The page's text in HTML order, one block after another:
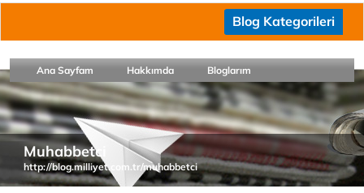
Blog Kategorileri
Ana Sayfam Hakkımda Bloglarım
Muhabbetci
http://blog.milliyet.com.tr/muhabbetci